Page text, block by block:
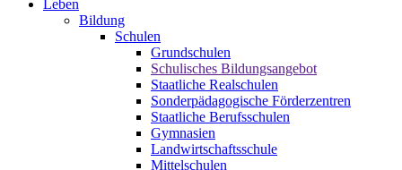
Leben
Bildung
Schulen
Grundschulen
Schulisches Bildungsangebot
Staatliche Realschulen
Sonderpädagogische Förderzentren
Staatliche Berufsschulen
Gymnasien
Landwirtschaftsschule
Mittelschulen